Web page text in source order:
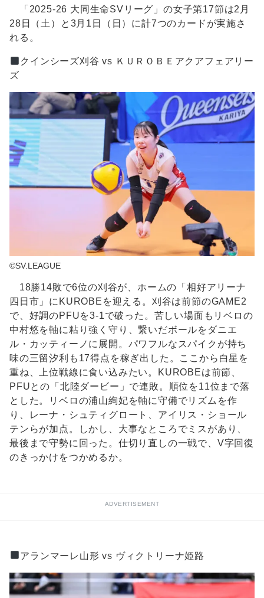
「2025-26 大同生命SVリーグ」の女子第17節は2月
28日（土）と3月1日（日）に計7つのカードが実施さ
れる。
クインシーズ刈谷 vs ＫＵＲＯＢＥアクアフェアリー
ズ
©SV.LEAGUE
18勝14敗で6位の刈谷が、ホームの「相好アリーナ
四日市」にKUROBEを迎える。刈谷は前節のGAME2
で、好調のPFUを3-1で破った。苦しい場面もリベロの
中村悠を軸に粘り強く守り、繋いだボールをダニエ
ル・カッティーノに展開。パワフルなスパイクが持ち
味の三留汐利も17得点を稼ぎ出した。ここから白星を
重ね、上位戦線に食い込みたい。KUROBEは前節、
PFUとの「北陸ダービー」で連敗。順位を11位まで落
とした。リベロの浦山絢妃を軸に守備でリズムを作
り、レーナ・シュティグロート、アイリス・ショール
テンらが加点。しかし、大事なところでミスがあり、
最後まで守勢に回った。仕切り直しの一戦で、V字回復
のきっかけをつかめるか。
ADVERTISEMENT
アランマーレ山形 vs ヴィクトリーナ姫路